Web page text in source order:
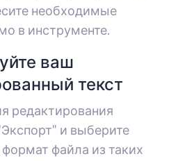
необходимые
в инструменте.
ваш
текст
редактирования
и выберите
файла из таких